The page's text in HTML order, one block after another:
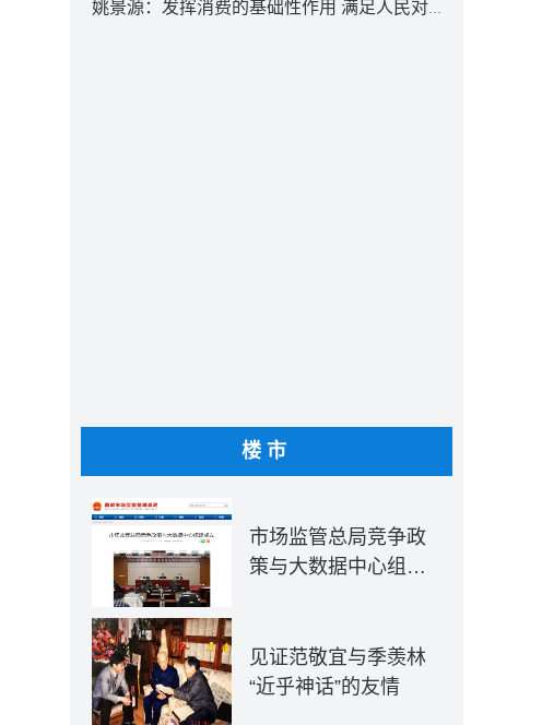
姚景源：发挥消费的基础性作用 满足人民对美好生活向往
楼市
市场监管总局竞争政
策与大数据中心组建
见证范敬宜与季羡林
“近乎神话”的友情